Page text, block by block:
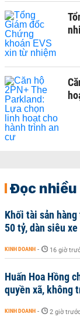
Đọc
Khối tài sản
50 tỷ, dàn siêu
KINH DOANH - 16 giờ
Huấn Hoa Hồng
quyền xã, không
KINH DOANH - 2 giờ